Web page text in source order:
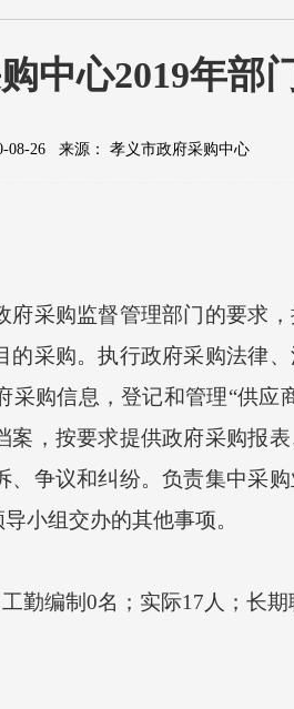
中心2019年部
08-26 来源： 孝义市政府采购中心
购监督管理部门的要求，
采购。执行政府采购法律
购信息，登记和管理“供应
，按要求提供政府采购报
争议和纠纷。负责集中采
小组交办的其他事项。
编制0名；实际17人；长期